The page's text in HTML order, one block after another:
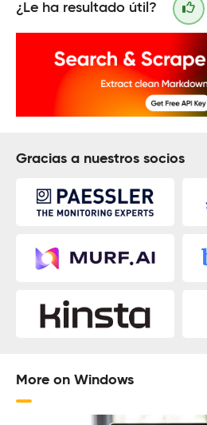
¿Le ha resultado útil?
Gracias a nuestros socios
More on Windows